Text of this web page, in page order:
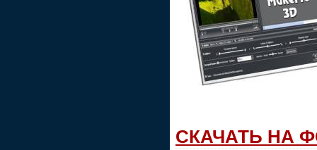
СКАЧАТЬ НА